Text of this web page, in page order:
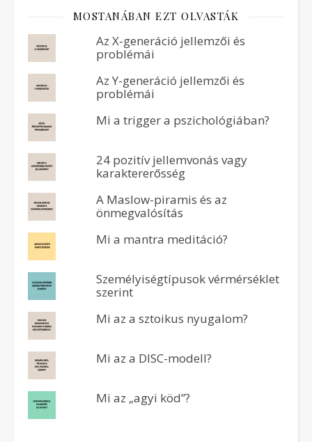
MOSTANÁBAN EZT OLVASTÁK
Az X-generáció jellemzői és
problémái
Az Y-generáció jellemzői és
problémái
Mi a trigger a pszichológiában?
24 pozitív jellemvonás vagy
karaktererősség
A Maslow-piramis és az
önmegvalósítás
Mi a mantra meditáció?
Személyiségtípusok vérmérséklet
szerint
Mi az a sztoikus nyugalom?
Mi az a DISC-modell?
Mi az „agyi köd”?